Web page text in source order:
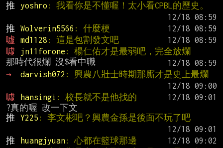
推
yoshro : 我看你是不懂喔！太小看CPBL的歷史。
推
Wolverin5566 : 什麼梗
噓
md1128 : 這是包割發文吧
噓
jn11forone : 楊仁佑才是最弱吧，完全放爛
→
darvish072 : 興農八壯士時期那廝才是史上最爛
噓
hansingi : 校長就不是他找的
推
Y225 : 李文彬吧？興農金孫是後面不玩了吧
推
huangjyuan: 心都在籃球那邊